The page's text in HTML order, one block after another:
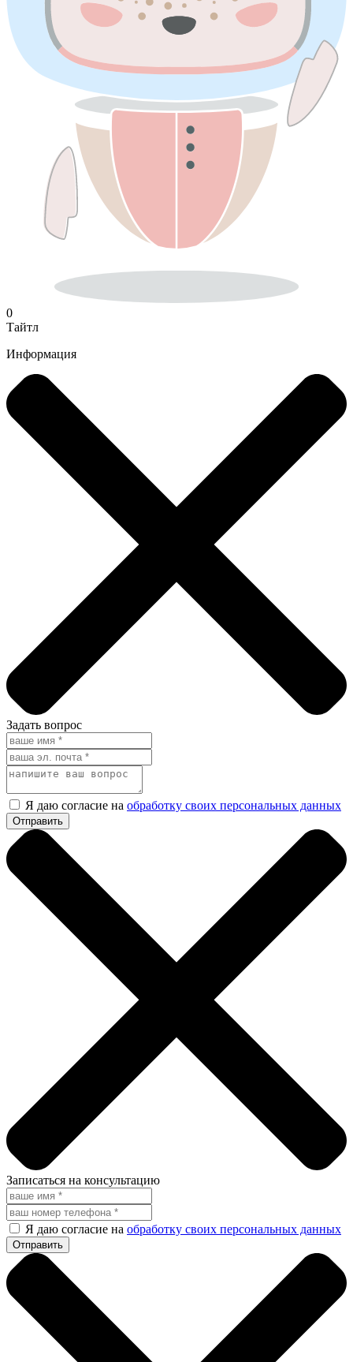
0
Тайтл
Информация
Задать вопрос
Я даю согласие на обработку своих персональных данных
Записаться на консультацию
Я даю согласие на обработку своих персональных данных